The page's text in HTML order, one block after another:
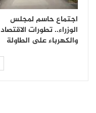
اجتماع حاسم لمجلس
الوزراء.. تطورات الاقتصاد
والكهرباء على الطاولة